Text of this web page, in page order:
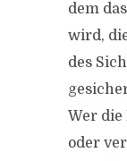
dem
wird,
des
Wer
oder